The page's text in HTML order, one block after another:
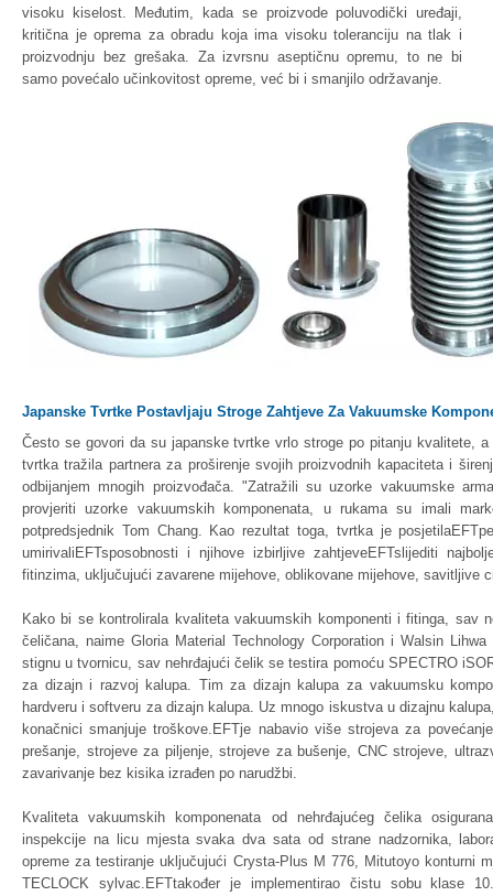
visoku kiselost. Međutim, kada se proizvode poluvodički uređaji,
kritična je oprema za obradu koja ima visoku toleranciju na tlak i
proizvodnju bez grešaka. Za izvrsnu aseptičnu opremu, to ne bi
samo povećalo učinkovitost opreme, već bi i smanjilo održavanje.
Japanske Tvrtke Postavljaju Stroge Zahtjeve Za Vakuumske
Često se govori da su japanske tvrtke vrlo stroge po pitanju kvalitete,
tvrtka tražila partnera za proširenje svojih proizvodnih kapaciteta i
odbijanjem mnogih proizvođača. "Zatražili su uzorke vakuumske
provjeriti uzorke vakuumskih komponenata, u rukama su imali
potpredsjednik Tom Chang. Kao rezultat toga, tvrtka je
umirivaliEFTsposobnosti i njihove izbirljive zahtjeveEFTslijediti
fitinzima, uključujući zavarene mijehove, oblikovane mijehove, savitljive
Kako bi se kontrolirala kvaliteta vakuumskih komponenti i fitinga, sav
čeličana, naime Gloria Material Technology Corporation i Walsin
stignu u tvornicu, sav nehrđajući čelik se testira pomoću SPECTRO
za dizajn i razvoj kalupa. Tim za dizajn kalupa za vakuumsku
hardveru i softveru za dizajn kalupa. Uz mnogo iskustva u dizajnu
konačnici smanjuje troškove.EFTje nabavio više strojeva za
prešanje, strojeve za piljenje, strojeve za bušenje, CNC strojeve,
zavarivanje bez kisika izrađen po narudžbi.
Kvaliteta vakuumskih komponenata od nehrđajućeg čelika
inspekcije na licu mjesta svaka dva sata od strane nadzornika,
opreme za testiranje uključujući Crysta-Plus M 776, Mitutoyo konturni
TECLOCK sylvac.EFTtakođer je implementirao čistu sobu klase